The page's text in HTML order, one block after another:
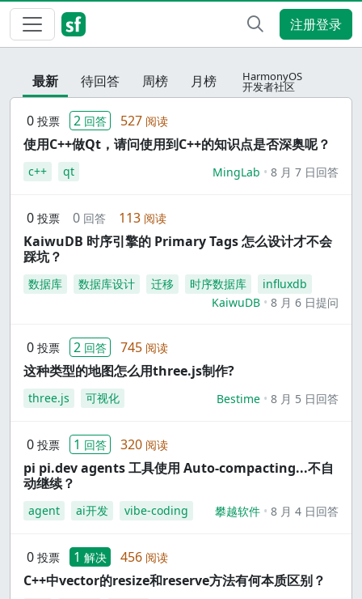
注册登录
最新 待回答 周榜 月榜 HarmonyOS
开发者社区
0 投票 2 回答 527 阅读
使用C++做Qt，请问使用到C++的知识点是否深奥呢？
c++ qt MingLab 8 月 7 日回答
0 投票 0 回答 113 阅读
KaiwuDB 时序引擎的 Primary Tags 怎么设计才不会
踩坑？
数据库 数据库设计 迁移 时序数据库
influxdb
KaiwuDB
8 月 6 日提问
0 投票 2 回答 745 阅读
这种类型的地图怎么用three.js制作?
three.js 可视化 Bestime 8 月 5 日回答
0 投票 1 回答 320 阅读
pi pi.dev agents 工具使用 Auto-compacting...不自
动继续？
agent ai开发 vibe-coding 攀越软件 8 月 4 日回答
0 投票 1 解决 456 阅读
C++中vector的resize和reserve方法有何本质区别？